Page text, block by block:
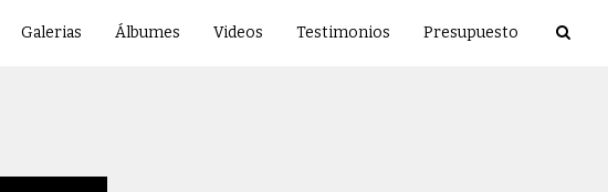
Galerias Álbumes Videos Testimonios Presupuesto